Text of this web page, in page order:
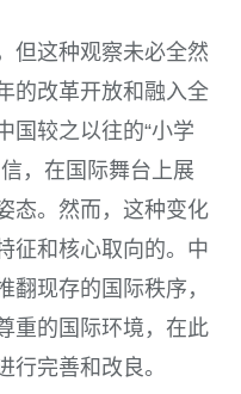
但这种观察未必全然
的改革开放和融入全
国较之以往的“小学
，在国际舞台上展
态。然而，这种变化
征和核心取向的。中
翻现存的国际秩序，
重的国际环境，在此
行完善和改良。